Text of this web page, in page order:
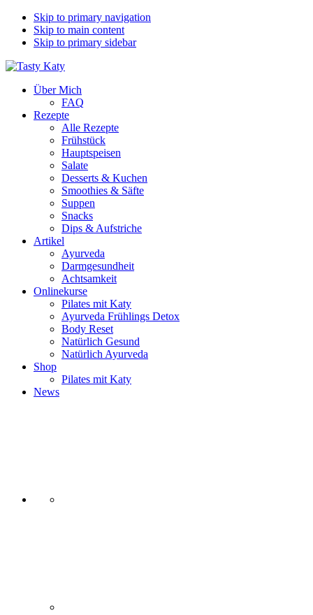
Skip to primary navigation
Skip to main content
Skip to primary sidebar
Über Mich
FAQ
Rezepte
Alle Rezepte
Frühstück
Hauptspeisen
Salate
Desserts & Kuchen
Smoothies & Säfte
Suppen
Snacks
Dips & Aufstriche
Artikel
Ayurveda
Darmgesundheit
Achtsamkeit
Onlinekurse
Pilates mit Katy
Ayurveda Frühlings Detox
Body Reset
Natürlich Gesund
Natürlich Ayurveda
Shop
Pilates mit Katy
News